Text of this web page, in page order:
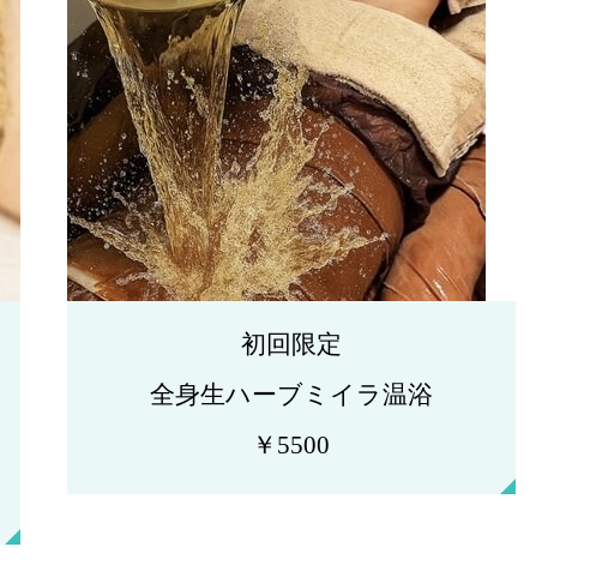
初回限定
全身生ハーブミイラ温浴
￥5500